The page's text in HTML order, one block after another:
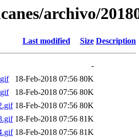
archivo/
Last modified Size Description
-
18-Feb-2018 07:56 80K
18-Feb-2018 07:56 80K
18-Feb-2018 07:56 80K
18-Feb-2018 07:56 81K
18-Feb-2018 07:56 81K